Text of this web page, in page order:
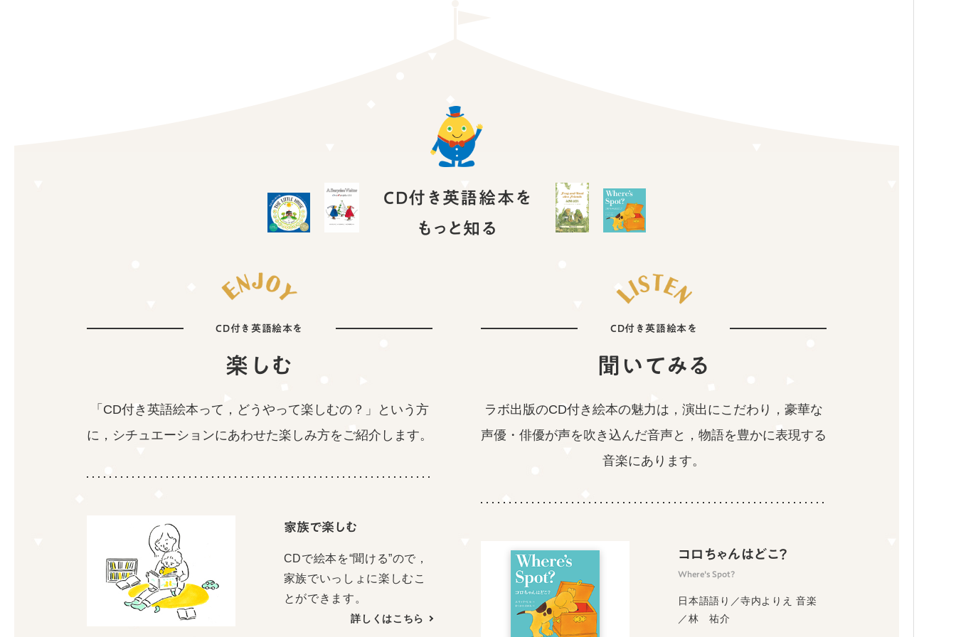
CD付き英語絵本を
もっと知る
CD付き英語絵本を
楽しむ
「CD付き英語絵本って，どうやって楽しむの？」という方
に， シチュエーションにあわせた楽しみ方をご紹介します。
家族で楽しむ
CDで絵本を“聞ける”ので，
家族でいっしょに楽しむこ
とができます。
詳しくはこちら
CD付き英語絵本を
聞いてみる
ラボ出版のCD付き絵本の魅力は，演出にこだわり，豪華な
声優・俳優が声を吹き込んだ音声と，物語を豊かに表現する
音楽にあります。
コロちゃんはどこ？
Where's Spot?
日本語語り／寺内よりえ 音楽
／林 祐介